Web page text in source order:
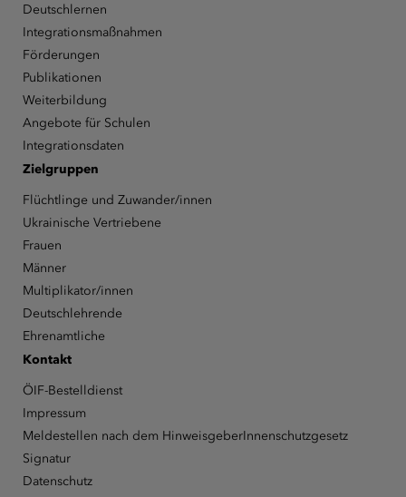
Deutschlernen
Integrationsmaßnahmen
Förderungen
Publikationen
Weiterbildung
Angebote für Schulen
Integrationsdaten
Zielgruppen
Flüchtlinge und Zuwander/innen
Ukrainische Vertriebene
Frauen
Männer
Multiplikator/innen
Deutschlehrende
Ehrenamtliche
Kontakt
ÖIF-Bestelldienst
Impressum
Meldestellen nach dem HinweisgeberInnenschutzgesetz
Signatur
Datenschutz